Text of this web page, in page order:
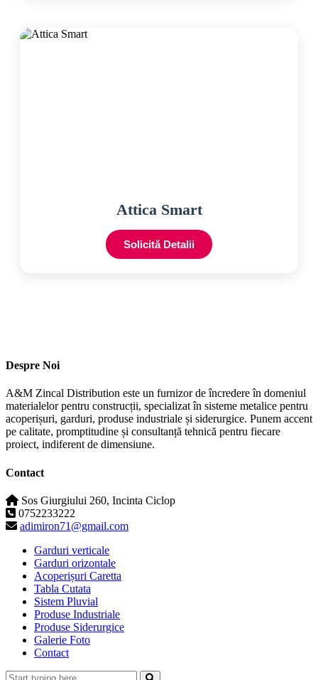
Attica Smart
Solicită Detalii
Despre Noi
A&M Zincal Distribution este un furnizor de încredere în domeniul
materialelor pentru construcții, specializat în sisteme metalice pentru
acoperișuri, garduri, produse industriale și siderurgice. Punem accent
pe calitate, promptitudine și consultanță tehnică pentru fiecare
proiect, indiferent de dimensiune.
Contact
Sos Giurgiului 260, Incinta Ciclop
0752233222
adimiron71@gmail.com
Garduri verticale
Garduri orizontale
Acoperișuri Caretta
Tabla Cutata
Sistem Pluvial
Produse Industriale
Produse Siderurgice
Galerie Foto
Contact